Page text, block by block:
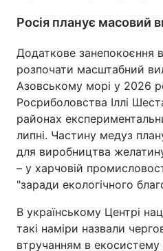
Росія планує масовий
Додаткове занепокоєння
розпочати масштабний
Азовському морі у 2026
Росриболовства Іллі
районах
липні. Частину медуз
для виробництва
– у харчовій
"заради екологічного
В українському Центрі
такі наміри назвали
втручанням в